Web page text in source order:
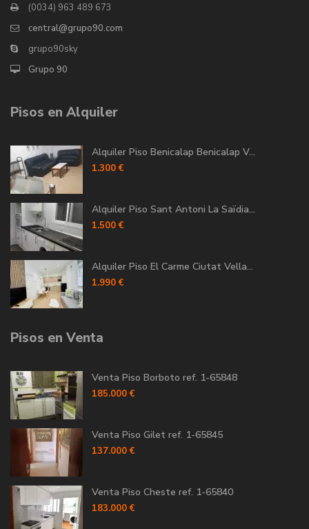
(0034) 963 489 673
central@grupo90.com
grupo90sky
Grupo 90
Pisos en Alquiler
Alquiler Piso Benicalap Benicalap V...
1.300 €
Alquiler Piso Sant Antoni La Saïdia...
1.500 €
Alquiler Piso El Carme Ciutat Vella...
1.990 €
Pisos en Venta
Venta Piso Borboto ref. 1-65848
185.000 €
Venta Piso Gilet ref. 1-65845
137.000 €
Venta Piso Cheste ref. 1-65840
183.000 €